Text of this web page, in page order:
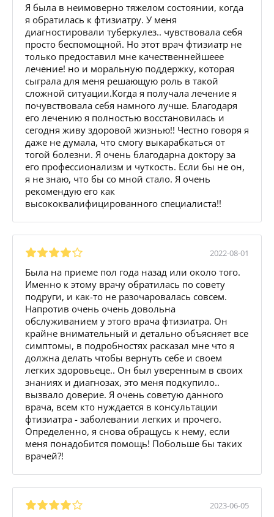
Я была в неимоверно тяжелом состоянии, когда
я обратилась к фтизиатру. У меня
диагностировали туберкулез.. чувствовала себя
просто беспомощной. Но этот врач фтизиатр не
только предоставил мне качественнейшеее
лечение! но и моральную поддержку, которая
сыграла для меня решающую роль в такой
сложной ситуации.Когда я получала лечение я
почувствовала себя намного лучше. Благодаря
его лечению я полностью восстановилась и
сегодня живу здоровой жизнью!! Честно говоря я
даже не думала, что смогу выкарабкаться от
тогой болезни. Я очень благодарна доктору за
его профессионализм и чуткость. Если бы не он,
я не знаю, что бы со мной стало. Я очень
рекомендую его как
высококвалифицированного специалиста!!
2022-08-01
Была на приеме пол года назад или около того.
Именно к этому врачу обратилась по совету
подруги, и как-то не разочаровалась совсем.
Напротив очень очень довольна
обслуживанием у этого врача фтизиатра. Он
крайне внимательный и детально объясняет все
симптомы, в подробностях расказал мне что я
должна делать чтобы вернуть себе и своем
легких здоровьеце.. Он был уверенным в своих
знаниях и диагнозах, это меня подкупило..
вызвало доверие. Я очень советую данного
врача, всем кто нуждается в консультации
фтизиатра - заболевании легких и прочего.
Определенно, я снова обращусь к нему, если
меня понадобится помощь! Побольше бы таких
врачей?!
2023-06-05